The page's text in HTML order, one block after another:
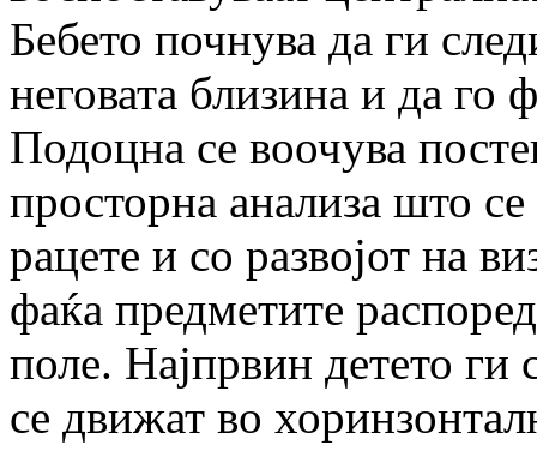
Бебето почнува да ги
неговата близина и да го
Подоцна се воочува
просторна анализа што
рацете и со развојот на
фаќа предметите
поле. Најпрвин детето ги
се движат во